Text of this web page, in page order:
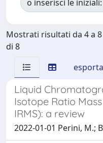
o inserisci le iniziali:
Mostrati risultati da 4 a 8
di 8
Liquid
Isotope Ratio
IRMS): a review
2022-01-01 Perini, M.;